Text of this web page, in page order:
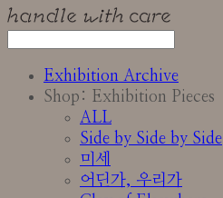
Exhibition Archive
Shop: Exhibition Pieces
ALL
Side by Side by Side
미세
어딘가, 우리가